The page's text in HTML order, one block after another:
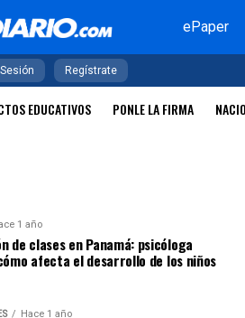
ePaper
Regístrate
EDUCATIVOS PONLE LA FIRMA
1 año
de clases en Panamá: psicóloga
afecta el desarrollo de los niños
Hace 1 año